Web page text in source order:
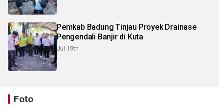
Pemkab Badung Tinjau Proyek Drainase
Pengendali Banjir di Kuta
Jul 19th
Foto